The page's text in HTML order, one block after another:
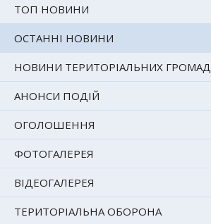
ТОП НОВИНИ
ОСТАННІ НОВИНИ
НОВИНИ ТЕРИТОРІАЛЬНИХ ГРОМАД
АНОНСИ ПОДІЙ
ОГОЛОШЕННЯ
ФОТОГАЛЕРЕЯ
ВІДЕОГАЛЕРЕЯ
ТЕРИТОРІАЛЬНА ОБОРОНА